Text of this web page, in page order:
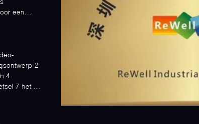
een
2
4
7 het in